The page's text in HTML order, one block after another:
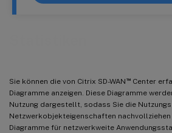
Sie können die von Citrix SD-WAN ™Center
Diagramme anzeigen. Diese Diagramme
Nutzung dargestellt, sodass Sie die
Netzwerkobjekteigenschaften nachvollziehen
Diagramme für netzwerkweite